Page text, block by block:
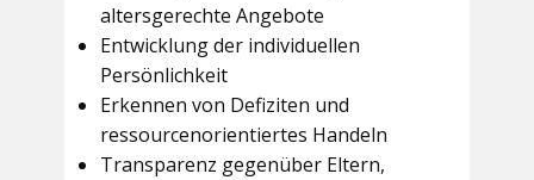
altersgerechte Angebote
Entwicklung der individuellen
Persönlichkeit
Erkennen von Defiziten und
ressourcenorientiertes Handeln
Transparenz gegenüber Eltern,